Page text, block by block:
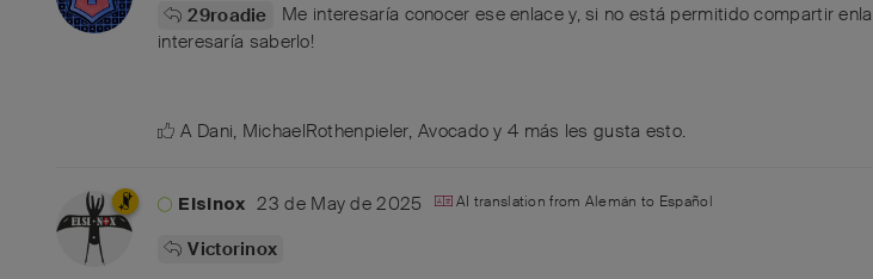
29roadie
Me interesaría conocer ese enlace y, si no está permitido compartir
interesaría saberlo!
A Dani, MichaelRothenpieler,Avocado y4 más les gusta esto.
Elsinox 23 de May de 2025 AI translation from Alemán to Español
Victorinox